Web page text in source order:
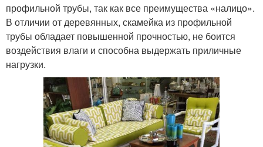
профильной трубы, так как все преимущества «налицо».
В отличии от деревянных, скамейка из профильной
трубы обладает повышенной прочностью, не боится
воздействия влаги и способна выдержать приличные
нагрузки.